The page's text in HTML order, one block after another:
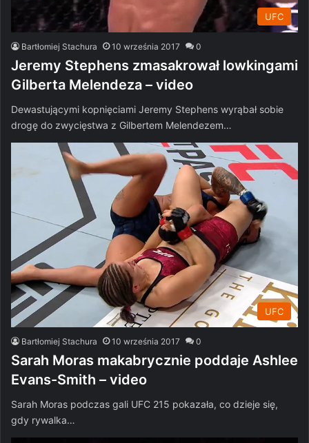
UFC
Bartłomiej Stachura 10 września 2017 0
Jeremy Stephens zmasakrował lowkingami
Gilberta Melendeza – video
Dewastującymi kopnięciami Jeremy Stephens wyrąbał sobie
drogę do zwycięstwa z Gilbertem Melendezem…
UFC
Bartłomiej Stachura 10 września 2017 0
Sarah Moras makabrycznie poddaje Ashlee
Evans-Smith – video
Sarah Moras podczas gali UFC 215 pokazała, co dzieje się,
gdy rywalka…